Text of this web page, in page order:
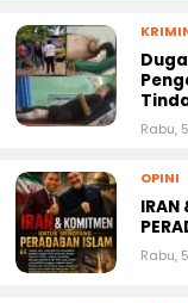
Rabu,
OPINI
IRAN
Rabu,